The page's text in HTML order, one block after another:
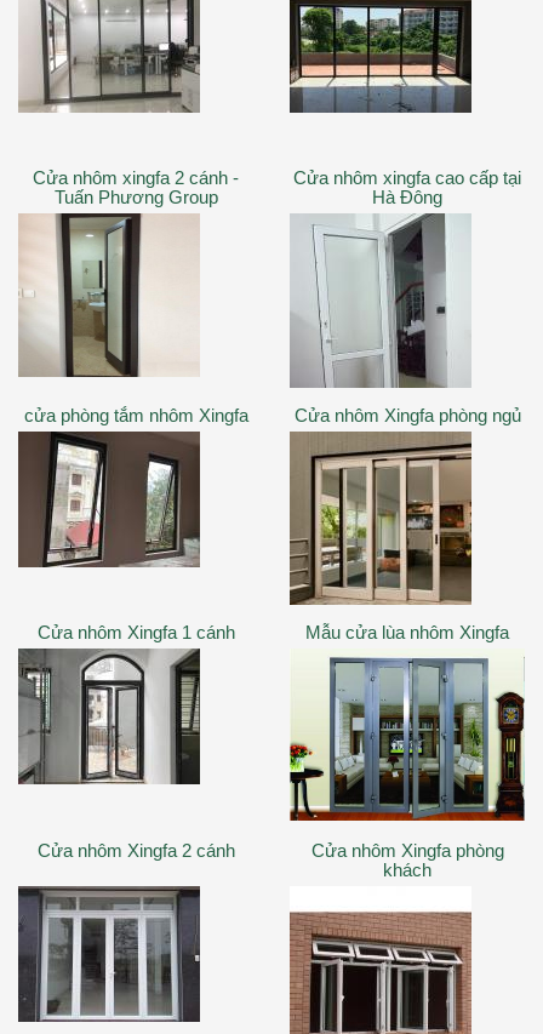
Cửa nhôm xingfa 2 cánh -
Tuấn Phương Group
Cửa nhôm xingfa cao cấp tại
Hà Đông
cửa phòng tắm nhôm Xingfa Cửa nhôm Xingfa phòng ngủ
Cửa nhôm Xingfa 1 cánh Mẫu cửa lùa nhôm Xingfa
Cửa nhôm Xingfa 2 cánh
Cửa nhôm Xingfa phòng
khách